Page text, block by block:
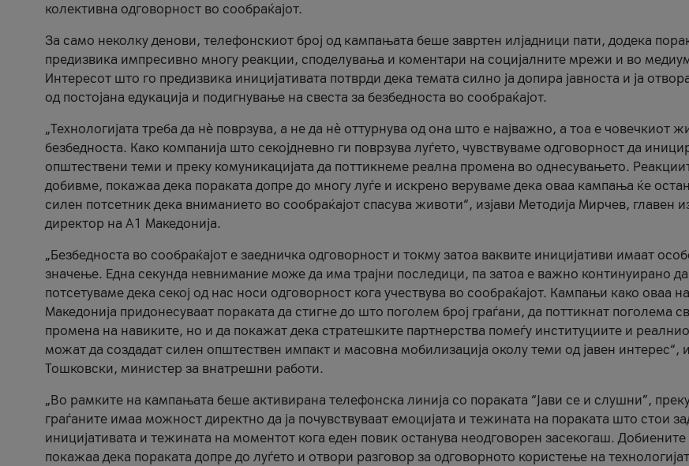
колективна одговорност во сообраќајот.
За само неколку денови, телефонскиот број од кампањата беше завртен илјадници пати, додека
предизвика импресивно многу реакции, споделувања и коментари на социјалните мрежи и во
Интересот што го предизвика иницијативата потврди дека темата силно ја допира јавноста и ја
од постојана едукација и подигнување на свеста за безбедноста во сообраќајот.
„Технологијата треба да нè поврзува, а не да нè оттурнува од она што е најважно, а тоа е човечкиот
безбедноста. Како компанија што секојдневно ги поврзува луѓето, чувствуваме одговорност да
општествени теми и преку комуникацијата да поттикнеме реална промена во однесувањето.
добивме, покажаа дека пораката допре до многу луѓе и искрено веруваме дека оваа кампања ќе
силен потсетник дека вниманието во сообраќајот спасува животи“, изјави Методија Мирчев, главен
директор на А1 Македонија.
„Безбедноста во сообраќајот е заедничка одговорност и токму затоа ваквите иницијативи имаат
значење. Една секунда невнимание може да има трајни последици, па затоа е важно континуирано да
потсетуваме дека секој од нас носи одговорност кога учествува во сообраќајот. Кампањи како оваа
Македонија придонесуваат пораката да стигне до што поголем број граѓани, да поттикнат поголема
промена на навиките, но и да покажат дека стратешките партнерства помеѓу институциите и
можат да создадат силен општествен импакт и масовна мобилизација околу теми од јавен интерес“,
Тошковски, министер за внатрешни работи.
„Во рамките на кампањата беше активирана телефонска линија со пораката “Јави се и слушни”, преку
граѓаните имаа можност директно да ја почувствуваат емоцијата и тежината на пораката што стои
иницијативата и тежината на моментот кога еден повик останува неодговорен засекогаш.
покажаа дека пораката допре до луѓето и отвори разговор за одговорното користење на